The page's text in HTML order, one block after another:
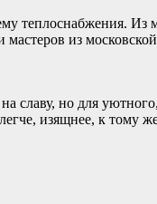
теплоснабжения.
из
славу, но для
изящнее, к тому